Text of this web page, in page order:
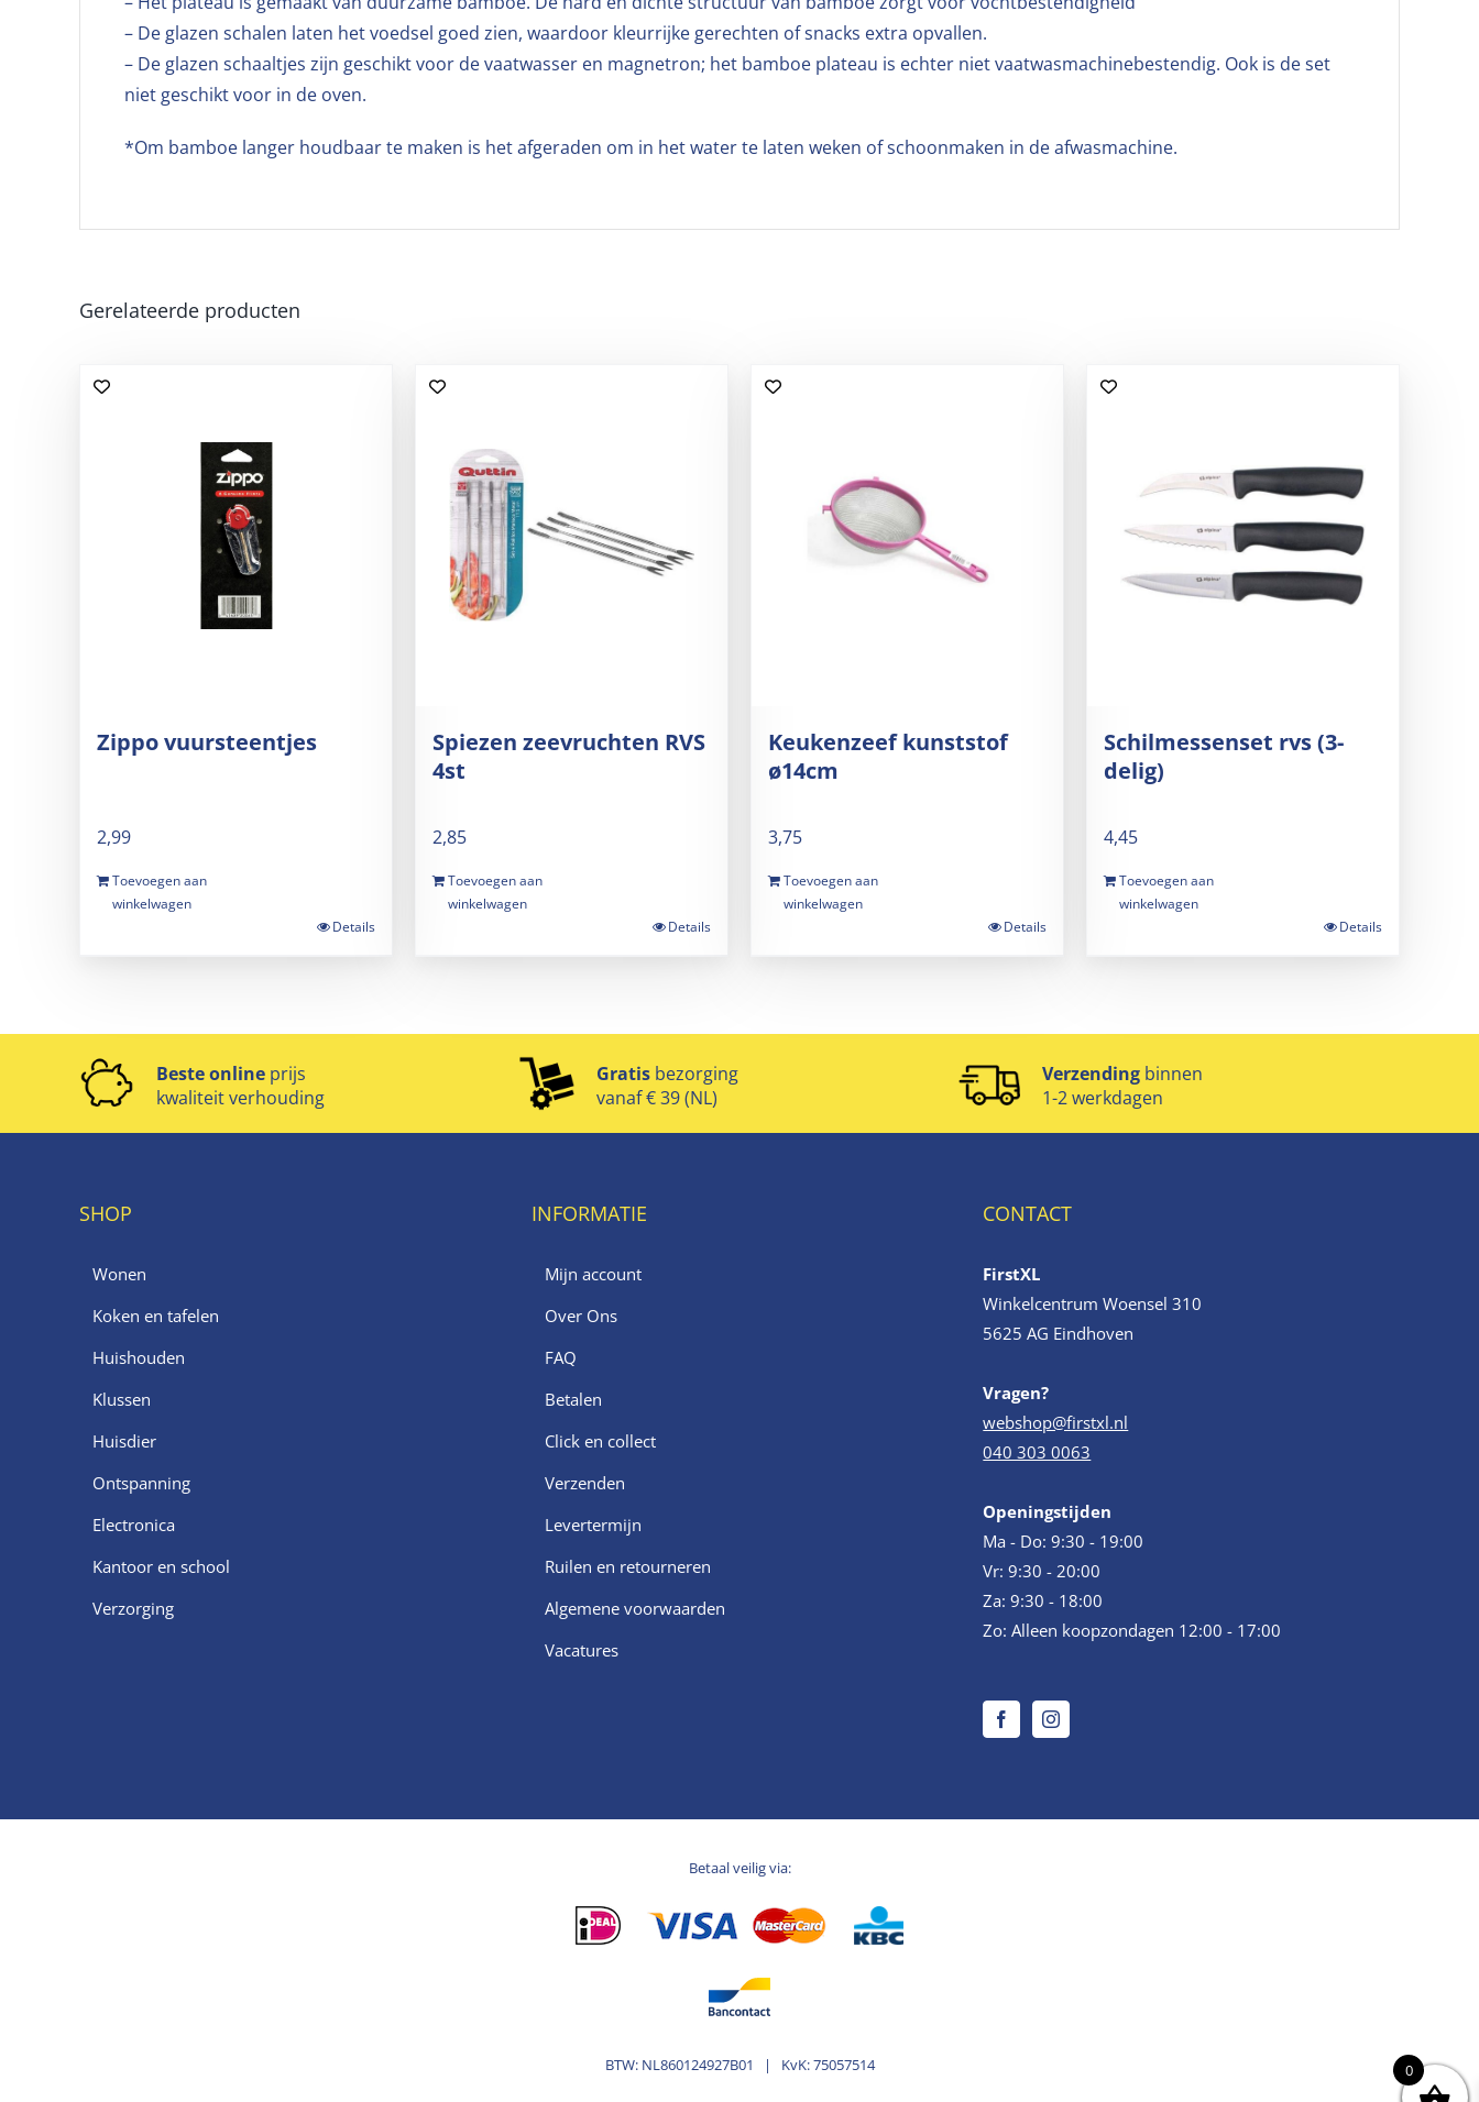
– De glazen schalen laten het voedsel goed zien, waardoor kleurrijke gerechten of snacks extra opvallen.
– De glazen schaaltjes zijn geschikt voor de vaatwasser en magnetron; het bamboe plateau is echter niet vaatwasmachinebestendig. Ook is de set
niet geschikt voor in de oven.
*Om bamboe langer houdbaar te maken is het afgeraden om in het water te laten weken of schoonmaken in de afwasmachine.
Gerelateerde producten
Zippo vuursteentjes
2,99
Toevoegen aan
winkelwagen
Details
Spiezen zeevruchten RVS
4st
2,85
Toevoegen aan
winkelwagen
Details
Keukenzeef kunststof
ø14cm
3,75
Toevoegen aan
winkelwagen
Details
Schilmessenset rvs (3-
delig)
4,45
Toevoegen aan
winkelwagen
Details
Beste online prijs
kwaliteit verhouding
Gratisbezorging
vanaf € 39 (NL)
Verzendingbinnen
1-2 werkdagen
SHOP
Wonen
Koken en tafelen
Huishouden
Klussen
Huisdier
Ontspanning
Electronica
Kantoor en school
Verzorging
INFORMATIE
Mijn account
Over Ons
FAQ
Betalen
Click en collect
Verzenden
Levertermijn
Ruilen en retourneren
Algemene voorwaarden
Vacatures
CONTACT
FirstXL
Winkelcentrum Woensel 310
5625 AG Eindhoven
Vragen?
webshop@firstxl.nl
040 303 0063
Openingstijden
Ma - Do: 9:30 - 19:00
Vr: 9:30 - 20:00
Za: 9:30 - 18:00
Zo: Alleen koopzondagen 12:00 - 17:00
Betaal veilig via:
BTW: NL860124927B01 | KvK: 75057514 0